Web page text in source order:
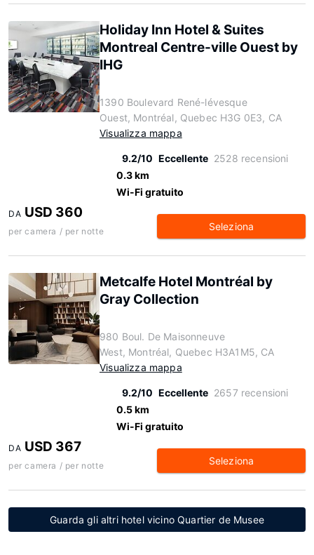
Holiday Inn Hotel & Suites
Montreal Centre-ville Ouest by
IHG
1390 Boulevard René-lévesque
Ouest, Montréal, Quebec H3G 0E3, CA
Visualizza mappa
9.2/10 Eccellente 2528 recensioni
0.3 km
Wi-Fi gratuito
DA USD 360
per camera / per notte Seleziona
Metcalfe Hotel Montréal by
Gray Collection
980 Boul. De Maisonneuve
West, Montréal, Quebec H3A1M5, CA
Visualizza mappa
9.2/10 Eccellente 2657 recensioni
0.5 km
Wi-Fi gratuito
DA USD 367
per camera / per notte Seleziona
Guarda gli altri hotel vicino Quartier de Musee